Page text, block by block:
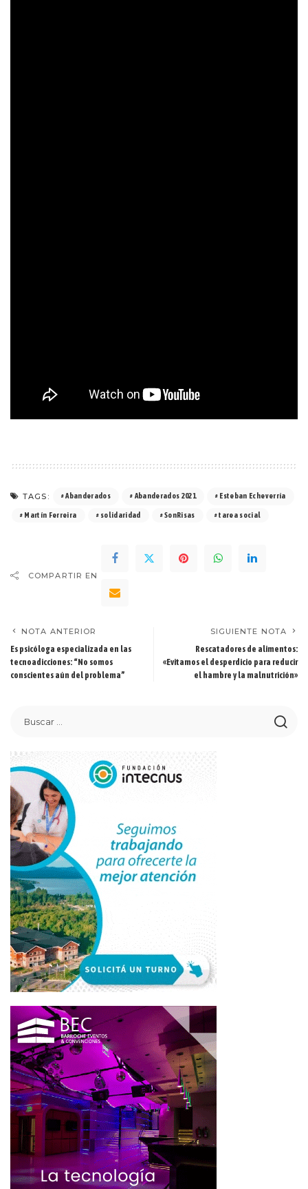
TAGS: Abanderados Abanderados 2021 Esteban Echeverría
Martín Ferreira solidaridad SonRisas tarea social
COMPARTIR EN
NOTA ANTERIOR
Es psicóloga especializada en las
tecnoadicciones: “No somos
conscientes aún del problema”
SIGUIENTE NOTA
Rescatadores de alimentos:
«Evitamos el desperdicio para reducir
el hambre y la malnutrición»